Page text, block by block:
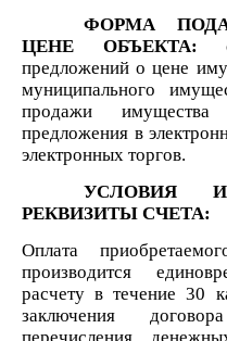
ФОРМА
ЦЕНЕ ОБЪЕКТА:
предложений о цене
муниципального
продажи имущества
предложения в
электронных торгов.
УСЛОВИЯ
РЕКВИЗИТЫ СЧЕТА:
Оплата
производится
расчету в течение 30
заключения